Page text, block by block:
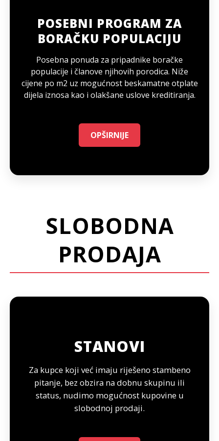
POSEBNI PROGRAM ZA
BORAČKU POPULACIJU
Posebna ponuda za pripadnike boračke
populacije i članove njihovih porodica. Niže
cijene po m2 uz mogućnost beskamatne otplate
dijela iznosa kao i olakšane uslove kreditiranja.
OPŠIRNIJE
SLOBODNA
PRODAJA
STANOVI
Za kupce koji već imaju riješeno stambeno
pitanje, bez obzira na dobnu skupinu ili
status, nudimo mogućnost kupovine u
slobodnoj prodaji.